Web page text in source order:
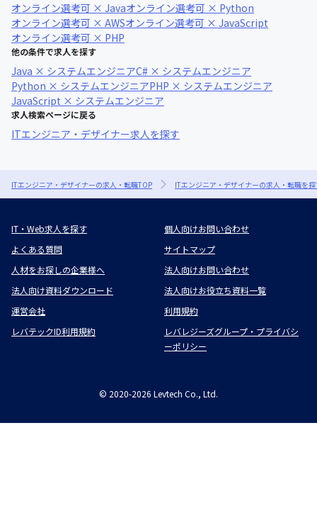
オンライン選考可 × Javaオンライン選考可 × Python
オンライン選考可 × AWSオンライン選考可 × JavaScript
オンライン選考可 × PHP
他の条件で求人を探す
Java × システムエンジニアC# × システムエンジニア
Python × システムエンジニアPHP × システムエンジニア
JavaScript × システムエンジニア
求人検索ページに戻る
ITエンジニア・デザイナー求人を探す
ITエンジニア・デザイナーの求人・転職TOP ITエンジニア・デザイナーの求人・転職を
IT・Web求人を探す
個人向けお問い合わせ
よくある質問
サイトマップ
人材をお探しの企業様へ
法人向けお問い合わせ
法人向け資料ダウンロード
法人向けお役立ち資料一覧
運営会社
利用規約
レバテックID利用規約
レバレジーズグループ・プライバシ
ーポリシー
© 2020-2026 Levtech Co., Ltd.